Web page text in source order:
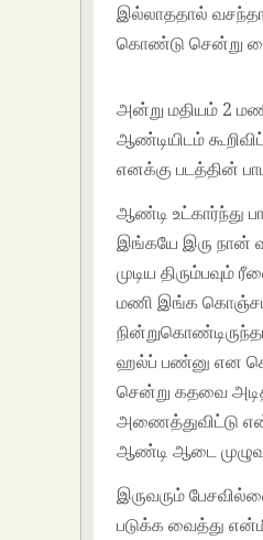
இல்லாததால் வசந்தா
கொண்டு சென்று
அன்று மதியம் 2
ஆண்டியிடம்
எனக்கு படத்தின்
ஆண்டி உட்கார்ந்து
இங்கயே இரு நான்
முடிய திரும்பவும்
மணி இங்க கொஞ்சம்
ஹல்ப் பண்னு என
சென்று கதவை
அணைத்துவிட்டு
ஆண்டி ஆடை
இருவரும்
படுக்க வைத்து